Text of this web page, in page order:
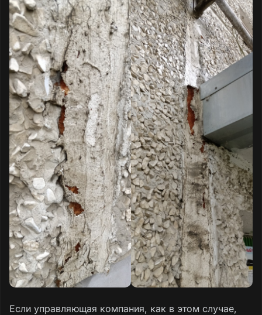
Если управляющая компания, как в этом случае,